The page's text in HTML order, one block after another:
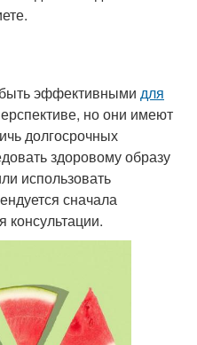
эффективными для
но они имеют
долгосрочных
здоровому образу
использовать
сначала
консультации.